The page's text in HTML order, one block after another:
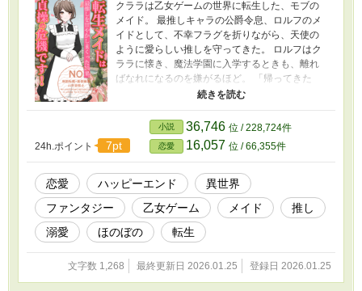
クララは乙女ゲームの世界に転生した、モブの
メイド。 最推しキャラの公爵令息、ロルフのメ
イドとして、不幸フラグを折りながら、天使の
ように愛らしい推しを守ってきた。 ロルフはク
ララに懐き、魔法学園に入学するときも、離れ
ばなれになるのを嫌がるほど。 「帰ってきた
ら、ずっと一緒だからね？」 ロルフとそう約束
が、ついに屋敷へ戻ってきた！ だが、クララの
前に現れたのは、 かつての天使ではなく、超イ
ケメンの男だった！ 「クララ、愛している」
え！？ あの天使はどこへ行ったの！？ そして
推し！！ いま何て言った！？ 混乱するクララ
を、ロルフはベッドに押し倒してきて……！？ -
---- Kindle配信のTL小説 『転生メイドは推しを
甘やかしまくった結果、貞操の危機です！』 こ
ちらは番外編です！ 本編よりずっと前の、推し
がまだ天使だった頃のお話です。 本編を知らな
くても読めます。
24h.ポイント 7pt
小説 36,746 位 / 228,724件
恋愛 16,057 位 / 66,355件
恋愛 ハッピーエンド
異世界
ファンタジー
乙女ゲーム メイド
推し
溺愛
ほのぼの 転生
文字数 1,268 最終更新日 2026.01.25 登録日 2026.01.25